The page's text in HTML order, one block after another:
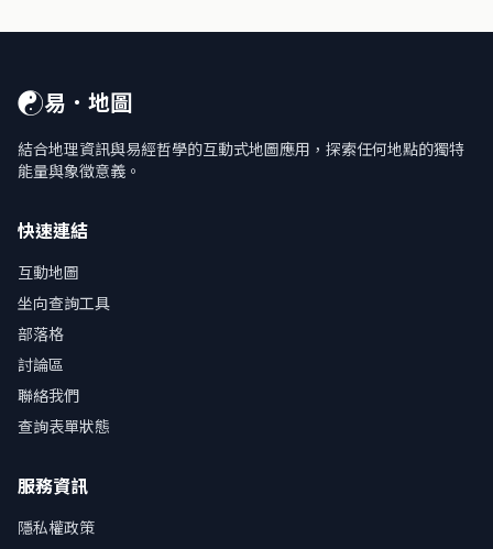
☯易．地圖
結合地理資訊與易經哲學的互動式地圖應用，探索任何地點的獨特
能量與象徵意義。
快速連結
互動地圖
坐向查詢工具
部落格
討論區
聯絡我們
查詢表單狀態
服務資訊
隱私權政策